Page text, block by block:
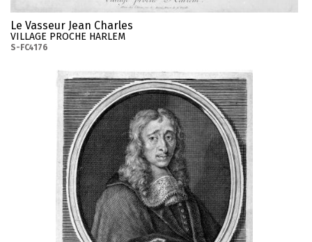
Le Vasseur Jean Charles
VILLAGE PROCHE HARLEM
S-FC4176